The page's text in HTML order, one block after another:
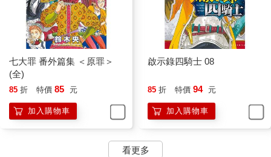
七大罪 番外篇集 ＜原罪＞
(全)
85 折 特價 85 元
加入購物車
啟示錄四騎士 08
85 折 特價 94 元
加入購物車
看更多